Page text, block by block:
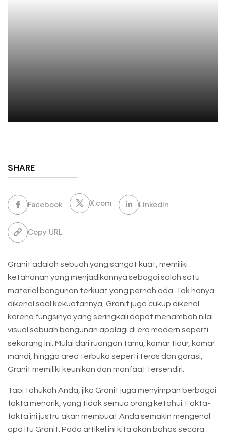
SHARE
Facebook X.com LinkedIn
Copy URL
Granit adalah sebuah yang sangat kuat, memiliki
ketahanan yang menjadikannya sebagai salah satu
material bangunan terkuat yang pernah ada. Tak hanya
dikenal soal kekuatannya, Granit juga cukup dikenal
karena fungsinya yang seringkali dapat menambah nilai
visual sebuah bangunan apalagi di era modern seperti
sekarang ini. Mulai dari ruangan tamu, kamar tidur, kamar
mandi, hingga area terbuka seperti teras dan garasi,
Granit memiliki keunikan dan manfaat tersendiri.
Tapi tahukah Anda, jika Granit juga menyimpan berbagai
fakta menarik, yang tidak semua orang ketahui. Fakta-
fakta ini justru akan membuat Anda semakin mengenal
apa itu Granit. Pada artikel ini kita akan bahas secara